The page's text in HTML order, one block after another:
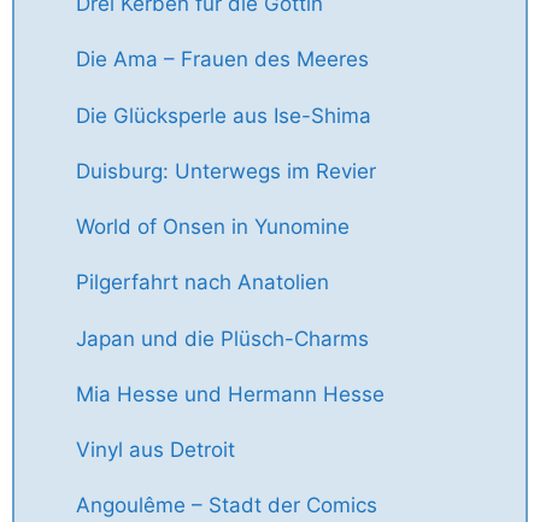
Die Ama – Frauen des Meeres
Die Glücksperle aus Ise-Shima
Duisburg: Unterwegs im Revier
World of Onsen in Yunomine
Pilgerfahrt nach Anatolien
Japan und die Plüsch-Charms
Mia Hesse und Hermann Hesse
Vinyl aus Detroit
Angoulême – Stadt der Comics